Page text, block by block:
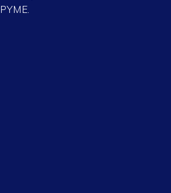
PYME.